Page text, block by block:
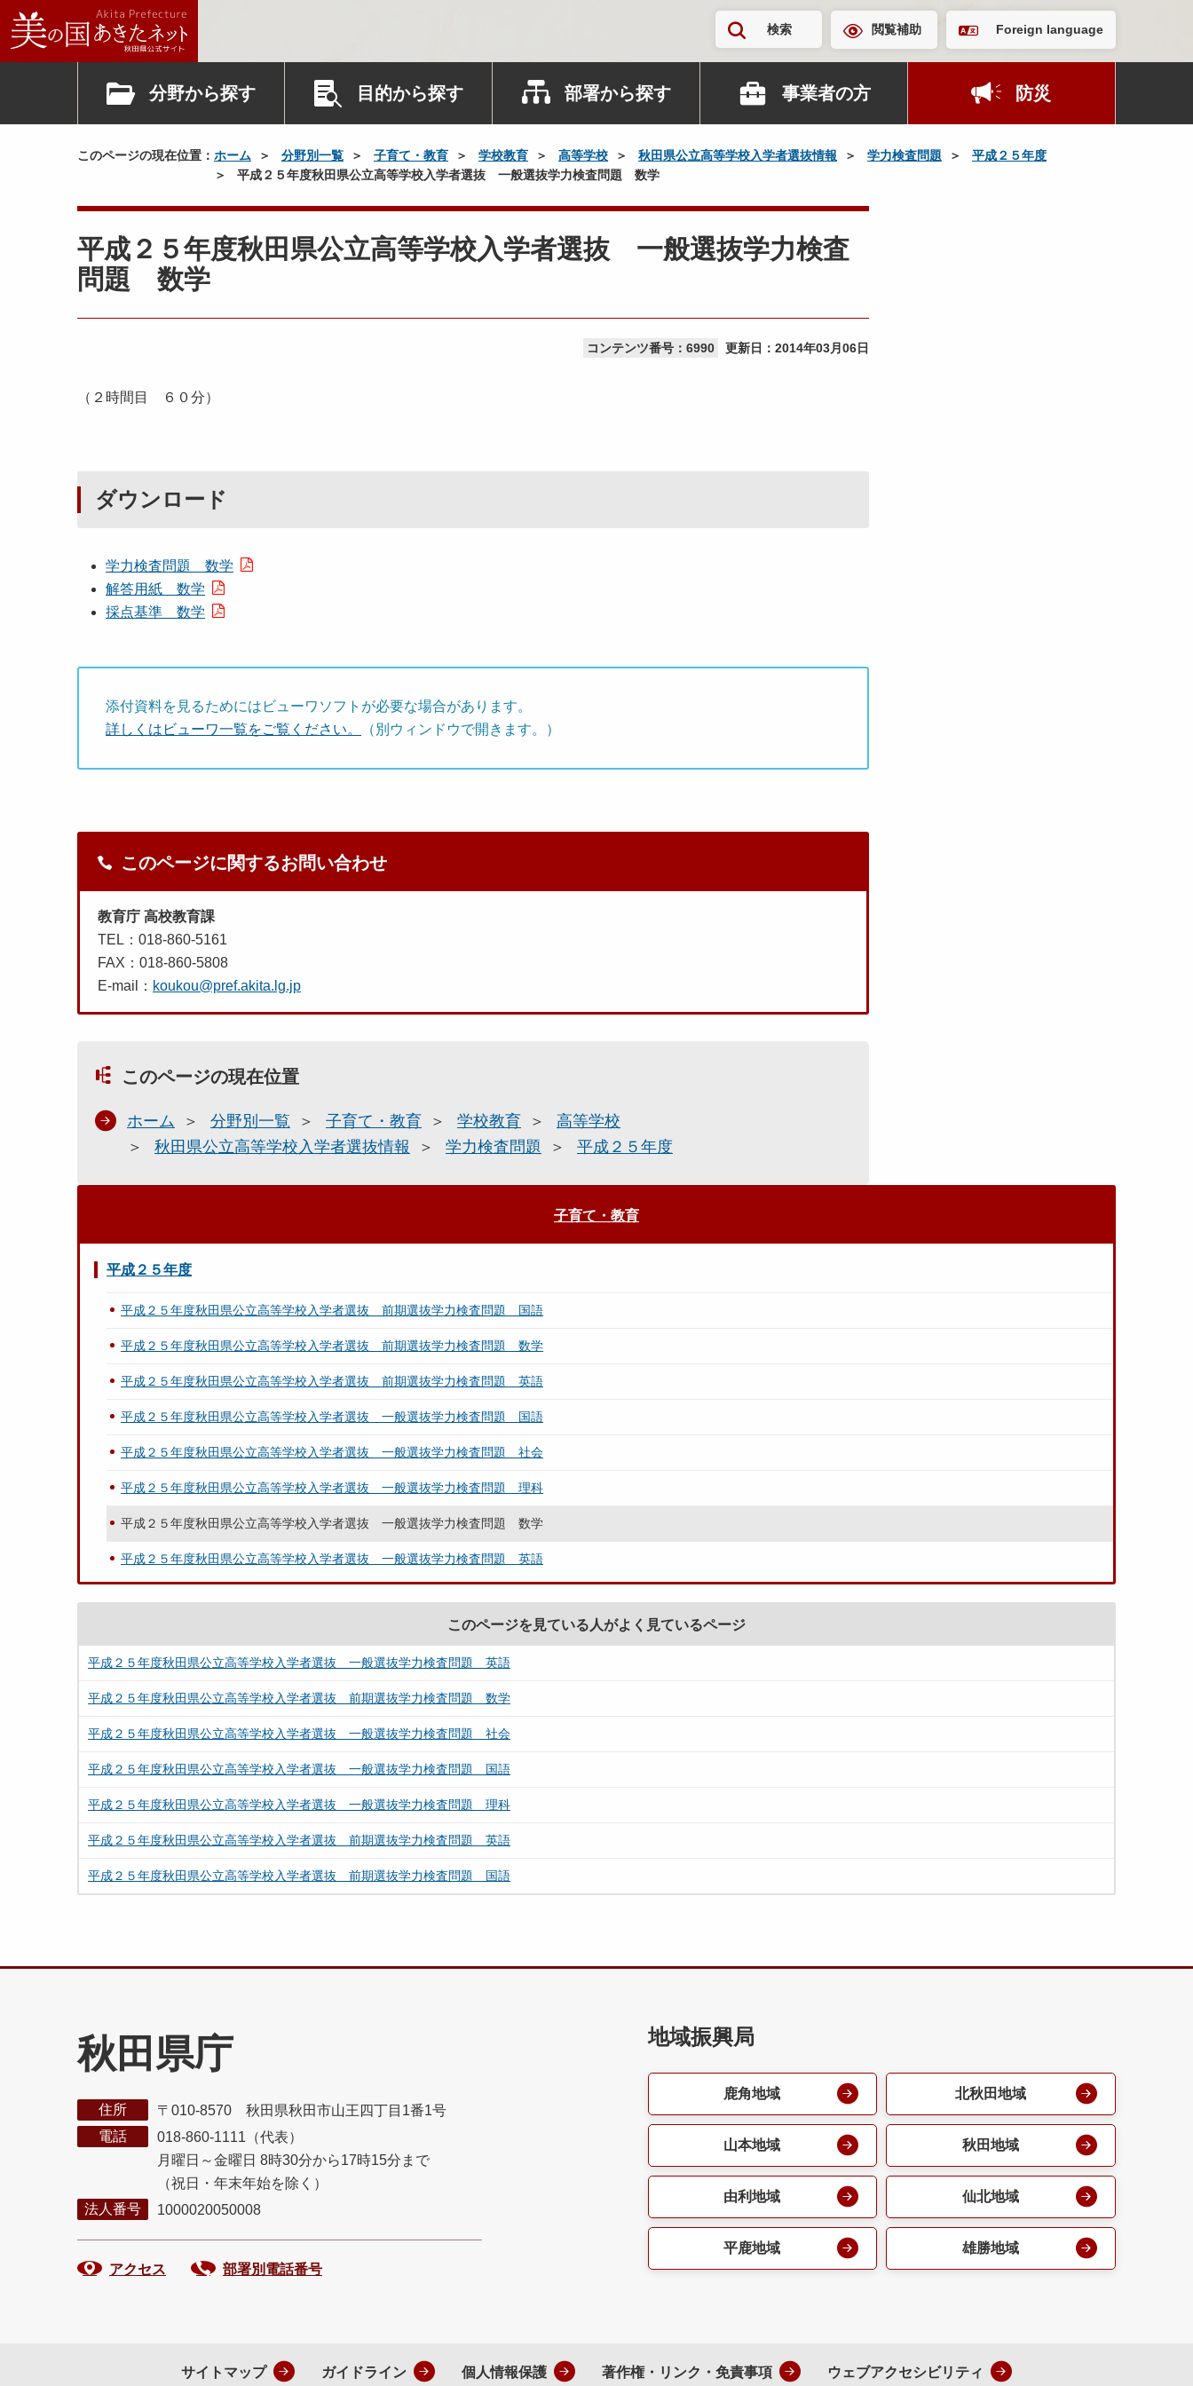
検索 閲覧補助 Foreign language
分野から探す 目的から探す 部署から探す 事業者の方 防災
このページの現在位置： ホーム 分野別一覧 子育て・教育 学校教育 高等学校 秋田県公立高等学校入学者選抜情報 学力検査問題
平成２５年度
平成２５年度秋田県公立高等学校入学者選抜 一般選抜学力検査問題 数学
平成２５年度秋田県公立高等学校入学者選抜 一般選抜学力検査
問題 数学
コンテンツ番号：6990 更新日： 2014年03月06日
（２時間目 ６０分）
ダウンロード
学力検査問題 数学
解答用紙 数学
採点基準 数学
添付資料を見るためにはビューワソフトが必要な場合があります。
詳しくはビューワ一覧をご覧ください。
（別ウィンドウで開きます。）
このページに関するお問い合わせ
教育庁 高校教育課
TEL：018-860-5161
FAX：018-860-5808
E-mail： koukou@pref.akita.lg.jp
このページの現在位置
ホーム 分野別一覧 子育て・教育 学校教育
高等学校
秋田県公立高等学校入学者選抜情報
学力検査問題 平成２５年度
子育て・教育
平成２５年度
平成２５年度秋田県公立高等学校入学者選抜 前期選抜学力検査問題 国語
平成２５年度秋田県公立高等学校入学者選抜 前期選抜学力検査問題 数学
平成２５年度秋田県公立高等学校入学者選抜 前期選抜学力検査問題 英語
平成２５年度秋田県公立高等学校入学者選抜 一般選抜学力検査問題 国語
平成２５年度秋田県公立高等学校入学者選抜 一般選抜学力検査問題 社会
平成２５年度秋田県公立高等学校入学者選抜 一般選抜学力検査問題 理科
平成２５年度秋田県公立高等学校入学者選抜 一般選抜学力検査問題 数学
平成２５年度秋田県公立高等学校入学者選抜 一般選抜学力検査問題 英語
このページを見ている人がよく見ているページ
平成２５年度秋田県公立高等学校入学者選抜 一般選抜学力検査問題 英語
平成２５年度秋田県公立高等学校入学者選抜 前期選抜学力検査問題 数学
平成２５年度秋田県公立高等学校入学者選抜 一般選抜学力検査問題 社会
平成２５年度秋田県公立高等学校入学者選抜 一般選抜学力検査問題 国語
平成２５年度秋田県公立高等学校入学者選抜 一般選抜学力検査問題 理科
平成２５年度秋田県公立高等学校入学者選抜 前期選抜学力検査問題 英語
平成２５年度秋田県公立高等学校入学者選抜 前期選抜学力検査問題 国語
秋田県庁
住所
〒010-8570 秋田県秋田市山王四丁目1番1号
電話
018-860-1111（代表）
月曜日～金曜日 8時30分から17時15分まで
（祝日・年末年始を除く）
法人番号
1000020050008
アクセス 部署別電話番号
地域振興局
鹿角地域 北秋田地域
山本地域 秋田地域
由利地域 仙北地域
平鹿地域 雄勝地域
サイトマップ ガイドライン 個人情報保護 著作権・リンク・免責事項 ウェブアクセシビリティ